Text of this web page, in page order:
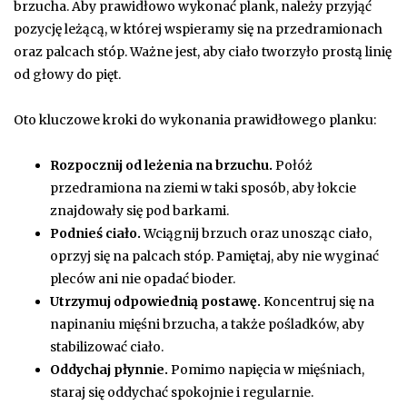
brzucha. Aby prawidłowo wykonać plank, należy przyjąć
pozycję leżącą, w której wspieramy się na przedramionach
oraz palcach stóp. Ważne jest, aby ciało tworzyło prostą linię
od głowy do pięt.
Oto kluczowe kroki do wykonania prawidłowego planku:
Rozpocznij od leżenia na brzuchu. Połóż
przedramiona na ziemi w taki sposób, aby łokcie
znajdowały się pod barkami.
Podnieś ciało.Wciągnij brzuch oraz unosząc ciało,
oprzyj się na palcach stóp. Pamiętaj, aby nie wyginać
pleców ani nie opadać bioder.
Utrzymuj odpowiednią postawę. Koncentruj się na
napinaniu mięśni brzucha, a także pośladków, aby
stabilizować ciało.
Oddychaj płynnie. Pomimo napięcia w mięśniach,
staraj się oddychać spokojnie i regularnie.